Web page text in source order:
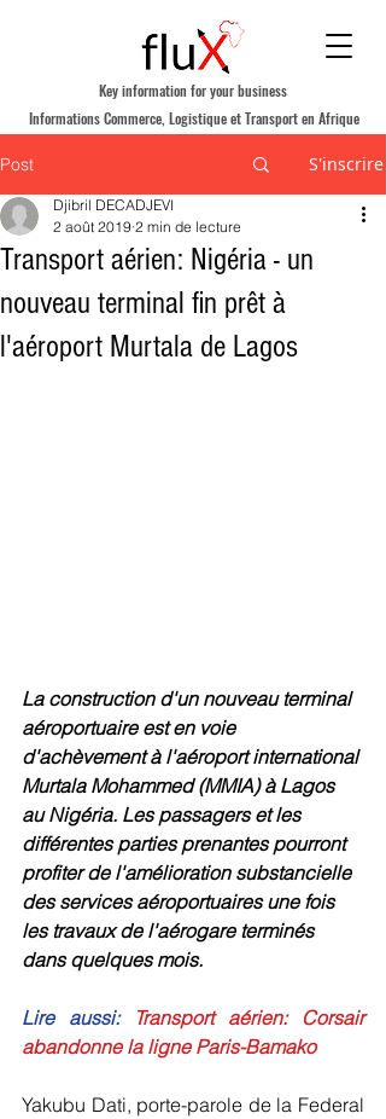
Informations Commerce, Logistique et Transport en Afrique
Key information for your business
Post S'inscrire
Transport aérien: Nigéria - un
nouveau terminal fin prêt à
l'aéroport Murtala de Lagos
Djibril DECADJEVI
2 août 2019 2 min de lecture
La construction d'un nouveau terminal
aéroportuaire est en voie
d'achèvement à l'aéroport international
Murtala Mohammed (MMIA) à Lagos
au Nigéria. Les passagers et les
différentes parties prenantes pourront
profiter de l'amélioration substancielle
des services aéroportuaires une fois
les travaux de l'aérogare terminés
dans quelques mois.
Lire aussi:
Transport aérien: Corsair
abandonne la ligne Paris-Bamako
Yakubu Dati, porte-parole de la Federal